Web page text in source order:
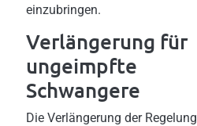
einzubringen.
Verlängerung für
ungeimpfte
Schwangere
Die Verlängerung der Regelung